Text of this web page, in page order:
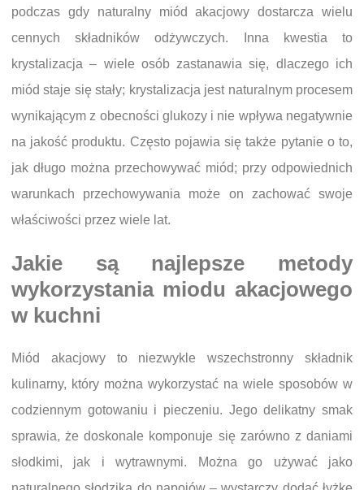
podczas gdy naturalny miód akacjowy dostarcza wielu
cennych składników odżywczych. Inna kwestia to
krystalizacja – wiele osób zastanawia się, dlaczego ich
miód staje się stały; krystalizacja jest naturalnym procesem
wynikającym z obecności glukozy i nie wpływa negatywnie
na jakość produktu. Często pojawia się także pytanie o to,
jak długo można przechowywać miód; przy odpowiednich
warunkach przechowywania może on zachować swoje
właściwości przez wiele lat.
Jakie są najlepsze metody
wykorzystania miodu akacjowego
w kuchni
Miód akacjowy to niezwykle wszechstronny składnik
kulinarny, który można wykorzystać na wiele sposobów w
codziennym gotowaniu i pieczeniu. Jego delikatny smak
sprawia, że doskonale komponuje się zarówno z daniami
słodkimi, jak i wytrawnymi. Można go używać jako